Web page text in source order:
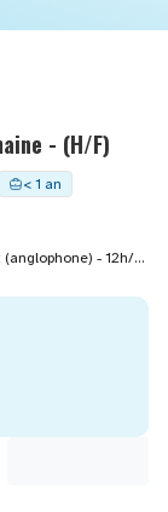
- (H/F)
< 1 an
Garde d'enfant (anglophone) - 12h/semaine - (H/F)